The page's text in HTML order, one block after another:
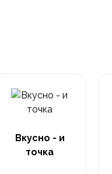
Вкусно - и
точка